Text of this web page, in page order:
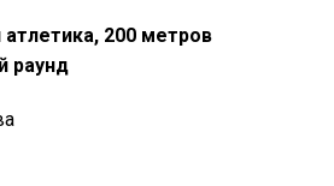
200 метров
раунд